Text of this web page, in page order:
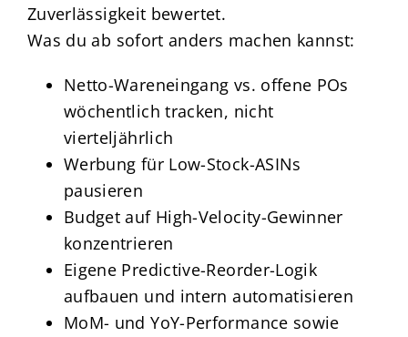
Zuverlässigkeit bewertet.
Was du ab sofort anders machen kannst:
Netto-Wareneingang vs. offene POs
wöchentlich tracken, nicht
vierteljährlich
Werbung für Low-Stock-ASINs
pausieren
Budget auf High-Velocity-Gewinner
konzentrieren
Eigene Predictive-Reorder-Logik
aufbauen und intern automatisieren
MoM- und YoY-Performance sowie